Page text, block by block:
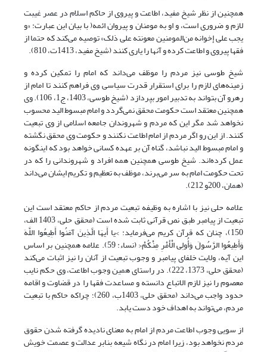
همچنین از نظر شیخ مفید، اطاعت و پیروی از حاکم اسلام در عصر غیبت
لازم و ضروری است، و او به مومنان و پیروان ائمه( با بیان این عبارت: «و
یجب علی إخوانه من‌‌المومنین معونته علی ذلک» توصیه می‌کند که حتما از
فقها پیروی و اطاعت کرده و آنها را یاری کنند (شیخ مفید، 1413ت، 810).
شیخ طوسی نیز مردم را موظف می‌داند که امام را تمکین کرده و
زمینه‌های لازم را برای استقرار قدرت سیاسی وی فراهم کنند تا امام از
رهرو آن بتواند به تدبیر امور بپردازد (شیخ طوسی، 1403، ج1، 106). وی
همچنین معتقد است حکومت محقق نمی‌گردد و امام مبسوط الید محسوب
نخواهد شد مگر این که مردم و شهروندان جامعه اسلامی از وی تبعیت
کنند. از این رو اگر مردم از امام اطاعت نکنند و حکومت وی محقق نگشته
و امام مبسوط الید نباشد، گناه آن بر عهده کسانی خواهد بود که اینگونه
عمل کرده‌اند. شیخ طوسی همچنین همه افراد و شهروندانی را که در
تحت حکومت امام به سر می‌برند، موظف به تعظیم و تکریم ایشان می‌داند
(همان، 200و 212).
علامه حلی نیز با اشاره به وظیفه تبعیت مردم از حاکم معتقد است این
تبعیت از پیامبر طبق نص قرآنی ثابت شده است (محقق حلی، 1403 الف،
150)، چنان که قرآن کریم می‌فرماید: >یا أَیهَا الَّذِینَ آمَنُوا أَطِیعُوا اللَّهَ
وَأَطِیعُوا الرَّسُولَ وَأُولِی الْأَمْرِ مِنْکُمْ< (نساء: 59). علامه همچنین بر اساس
این آیه، ولایت خلفای پیامبر و وجوب تبعیت از آنان را نیز اثبات می‌کند
(محقق حلی، 1373، 222). در راستای همین وجوب اطاعت، وی حکم نایب
معصوم را نیز لازم الاتباع دانسته و مساعدت فقها را در قضاوت و اقامه
حدود واجب می‌داند (محقق حلی، 1403ب، 260)؛ چراکه حاکم با تبعیت
مردم، می‌تواند به اهداف خود دست یابد.
از سویی وجوب اطاعت مردم از امام به معنای نادیده گرفته شدن حقوق
مردم نخواهد بود، زیرا امام در نگاه شیعه بنابر عدالت و عصمت خویش